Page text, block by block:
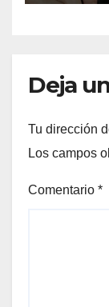
Deja
Tu dirección
Los campos
Comentario *